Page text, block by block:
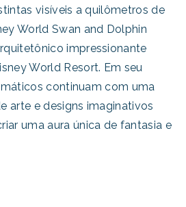
visíveis a quilômetros de
World Swan and Dolphin
impressionante
World Resort. Em seu
continuam com uma
arte e designs imaginativos
uma aura única de fantasia e